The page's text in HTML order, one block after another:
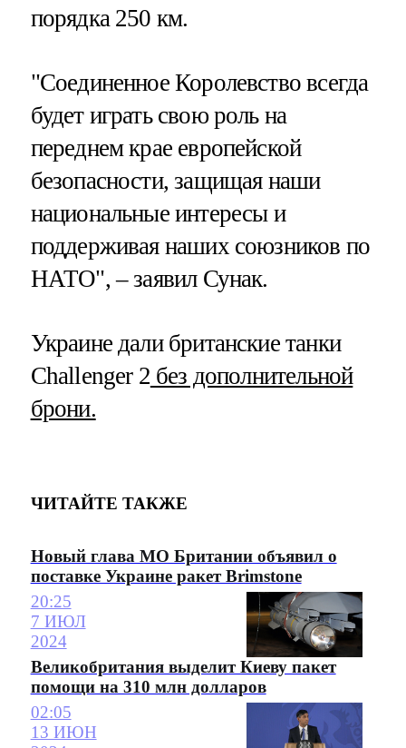
порядка 250 км.
"Соединенное Королевство всегда
будет играть свою роль на
переднем крае европейской
безопасности, защищая наши
национальные интересы и
поддерживая наших союзников по
НАТО", – заявил Сунак.
Украине дали британские танки
Challenger 2 без дополнительной
брони.
ЧИТАЙТЕ ТАКЖЕ
Новый глава МО Британии объявил о
поставке Украине ракет Brimstone
20:25
7 ИЮЛ
2024
Великобритания выделит Киеву пакет
помощи на 310 млн долларов
02:05
13 ИЮН